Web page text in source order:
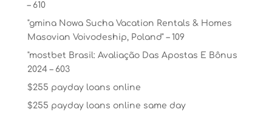
– 610
"gmina Nowa Sucha Vacation Rentals & Homes
Masovian Voivodeship, Poland" – 109
"mostbet Brasil: Avaliação Das Apostas E Bônus
2024 – 603
$255 payday loans online
$255 payday loans online same day